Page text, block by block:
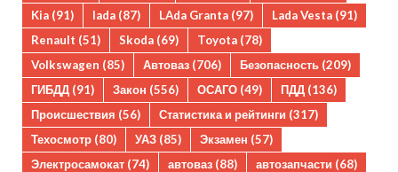
Kia (91) lada (87) LAda Granta (97) Lada Vesta (91)
Renault (51) Skoda (69) Toyota (78)
Volkswagen (85) Автоваз (706) Безопасность (209)
ГИБДД (91) Закон (556) ОСАГО (49) ПДД (136)
Происшествия (56) Статистика и рейтинги (317)
Техосмотр (80) УАЗ (85) Экзамен (57)
Электросамокат (74) автоваз (88) автозапчасти (68)